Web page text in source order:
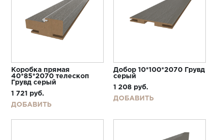
Коробка прямая
40*85*2070 телескоп
Грувд серый
1 721
руб.
ДОБАВИТЬ
Добор 10*100*2070 Грувд
серый
1 208 руб.
ДОБАВИТЬ